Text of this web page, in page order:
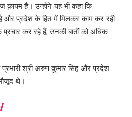
क़ायम है। उन्होंने यह भी कहा कि
और प्रदेश के हित में मिलकर काम कर रही
कर रहे हैं, उनकी बातों को अधिक
श्री अरुण कुमार सिंह और प्रदेश
थे।